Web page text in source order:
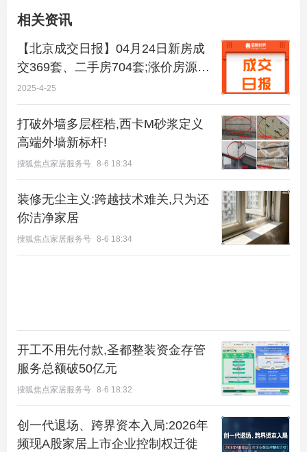
相关资讯
【北京成交日报】04月24日新房成
交369套、二手房704套;涨价房源85
套
2025-4-25
打破外墙多层桎梏,西卡M砂浆定义
高端外墙新标杆!
搜狐焦点家居服务号 8-6 18:34
装修无尘主义:跨越技术难关,只为还
你洁净家居
搜狐焦点家居服务号 8-6 18:34
开工不用先付款,圣都整装资金存管
服务总额破50亿元
搜狐焦点家居服务号 8-6 18:32
创一代退场、跨界资本入局:2026年
频现A股家居上市企业控制权迁徙